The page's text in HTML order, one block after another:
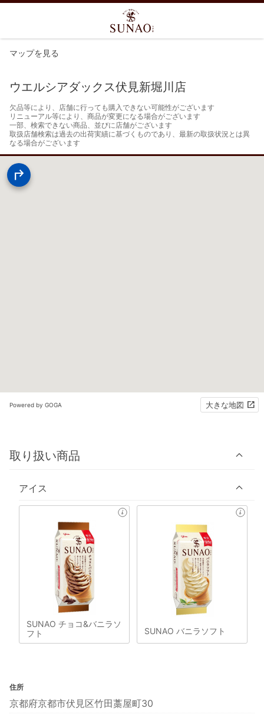
マップを見る
ウエルシアダックス伏見新堀川店
欠品等により、店舗に行っても購入できない可能性がございます
リニューアル等により、商品が変更になる場合がございます
一部、検索できない商品、並びに店舗がございます
取扱店舗検索は過去の出荷実績に基づくものであり、最新の取扱状況とは異
なる場合がございます
Powered by GOGA 大きな地図
取り扱い商品
アイス
SUNAO チョコ&バニラソ
フト
SUNAO バニラソフト
住所
京都府京都市伏見区竹田藁屋町30